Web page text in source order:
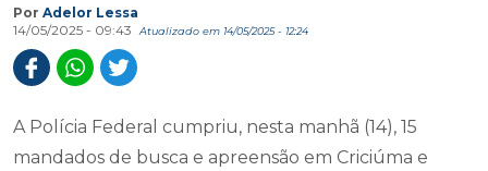
Por Adelor Lessa
14/05/2025 - 09:43
Atualizado em 14/05/2025 - 12:24
A Polícia Federal cumpriu, nesta manhã (14), 15
mandados de busca e apreensão em Criciúma e